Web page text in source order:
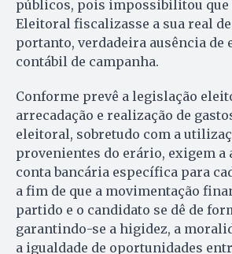
públicos, pois impossibilitou que
Eleitoral fiscalizasse a sua real
portanto, verdadeira ausência de
contábil de campanha.
Conforme prevê a legislação
arrecadação e realização de
eleitoral, sobretudo com a
provenientes do erário, exigem a
conta bancária específica para
a fim de que a movimentação
partido e o candidato se dê de
garantindo-se a higidez, a
a igualdade de oportunidades